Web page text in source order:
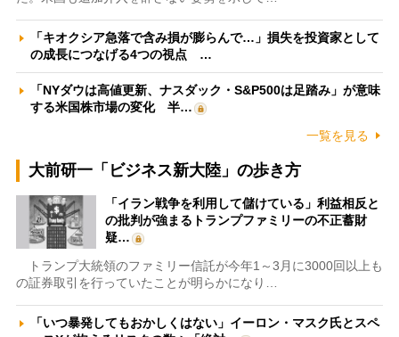
「キオクシア急落で含み損が膨らんで…」損失を投資家として
の成長につなげる4つの視点 …
「NYダウは高値更新、ナスダック・S&P500は足踏み」が意味
する米国株市場の変化 半…
一覧を見る
大前研一「ビジネス新大陸」の歩き方
「イラン戦争を利用して儲けている」利益相反と
の批判が強まるトランプファミリーの不正蓄財
疑…
トランプ大統領のファミリー信託が今年1～3月に3000回以上も
の証券取引を行っていたことが明らかになり…
「いつ暴発してもおかしくはない」イーロン・マスク氏とスペ